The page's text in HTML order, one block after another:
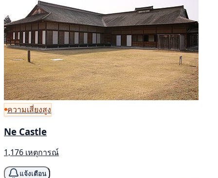
ความเสี่ยงสูง
Ne Castle
1,176 เหตุการณ์
แจ้งเตือน